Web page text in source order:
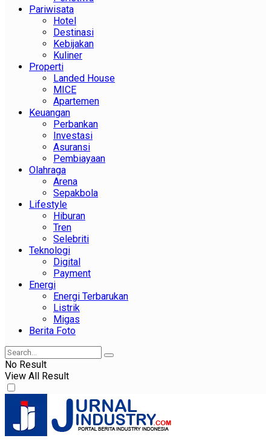
Pariwisata
Hotel
Destinasi
Kebijakan
Kuliner
Properti
Landed House
MICE
Apartemen
Keuangan
Perbankan
Investasi
Asuransi
Pembiayaan
Olahraga
Arena
Sepakbola
Lifestyle
Hiburan
Tren
Selebriti
Teknologi
Digital
Payment
Energi
Energi Terbarukan
Listrik
Migas
Berita Foto
No Result
View All Result